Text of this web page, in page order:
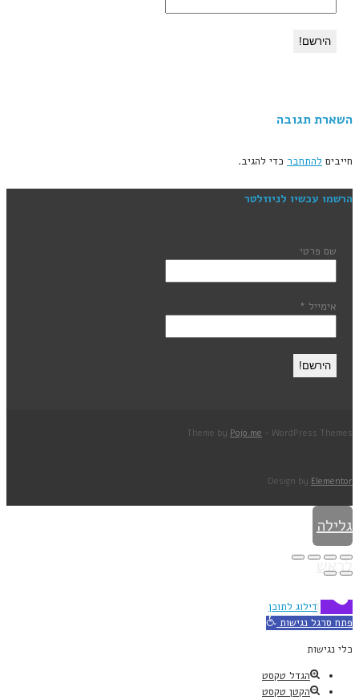
השארת תגובה
חייבים להתחבר כדי להגיב.
הרשמו עכשיו לניוזלטר
שם פרטי
אימייל *
Theme by Pojo.me - WordPress Themes
Design by Elementor
גלילה
לראש
העמודדילוג לתוכן
פתח סרגל נגישות
כלי נגישות
הגדל טקסט
הקטן טקסט